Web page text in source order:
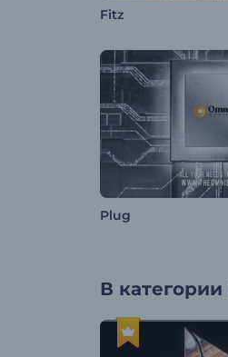
Fitz
Plug
В категории